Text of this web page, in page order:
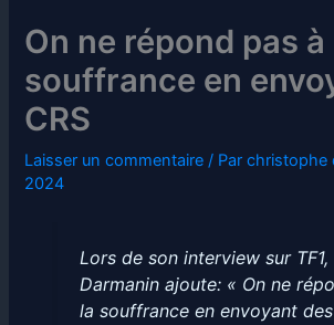
On ne répond pas à
souffrance en
CRS
Laisser un commentaire / Parchristophe
2024
Lors de son interview sur TF1,
Darmanin ajoute: « On ne
la souffrance en envoyant des